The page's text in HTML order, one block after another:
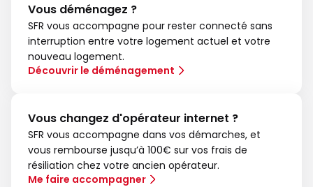
Vous déménagez ?
SFR vous accompagne pour rester connecté sans
interruption entre votre logement actuel et votre
nouveau logement.
Découvrir le déménagement
Vous changez d'opérateur internet ?
SFR vous accompagne dans vos démarches, et
vous rembourse jusqu’à 100€ sur vos frais de
résiliation chez votre ancien opérateur.
Me faire accompagner